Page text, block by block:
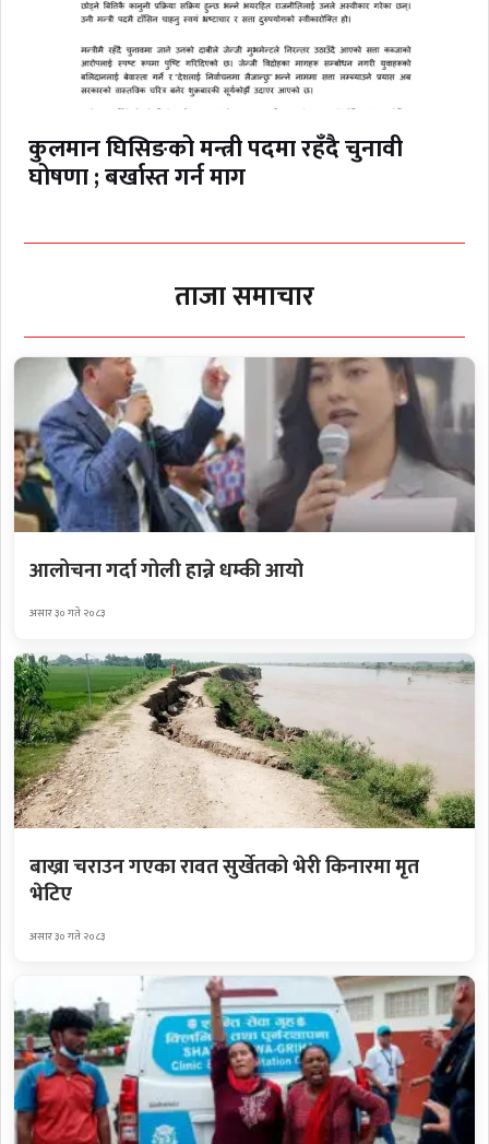
कुलमान घिसिङको मन्त्री पदमा रहँदै चुनावी
घोषणा ; बर्खास्त गर्न माग
ताजा समाचार
आलोचना गर्दा गोली हान्ने धम्की आयो
असार ३० गते २०८३
बाख्रा चराउन गएका रावत सुर्खेतको भेरी किनारमा मृत
भेटिए
असार ३० गते २०८३